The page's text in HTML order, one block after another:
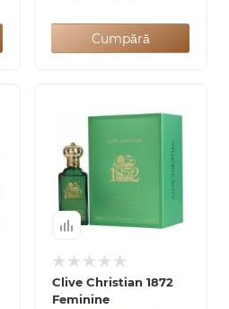
Cumpără
Clive Christian 1872
Feminine